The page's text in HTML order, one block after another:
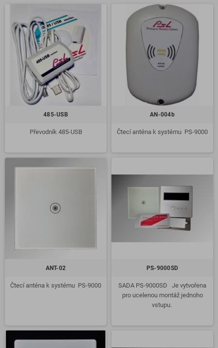
485-USB
Převodník 485-USB
AN-004b
Čtecí anténa k systému PS-9000
ANT-02
Čtecí anténa k systému PS-9000
PS-9000SD
SADA PS-9000SD
Je vytvořena
pro ucelenou montáž jednoho
vstupu.